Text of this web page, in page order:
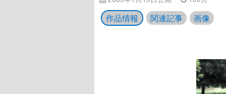
作品情報 関連記事 画像